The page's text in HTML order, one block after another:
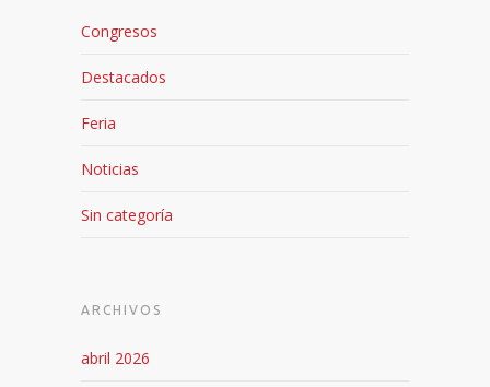
Congresos
Destacados
Feria
Noticias
Sin categoría
ARCHIVOS
abril 2026